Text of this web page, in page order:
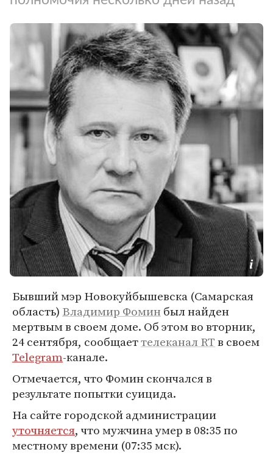
Бывший мэр Новокуйбышевска (Самарская
область) Владимир Фомин был найден
мертвым в своем доме. Об этом во вторник,
24 сентября, сообщаеттелеканал RTв своем
Telegram-канале.
Отмечается, что Фомин скончался в
результате попытки суицида.
На сайте городской администрации
уточняется, что мужчина умер в 08:35 по
местному времени (07:35 мск).